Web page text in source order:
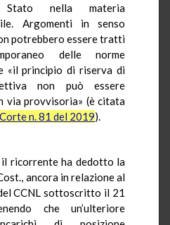
nella materia
Argomenti in senso
potrebbero essere tratti
delle norme
«il principio di riserva di
non può essere
via provvisoria» (è citata
n. 81 del 2019).
il ricorrente ha dedotto la
ancora in relazione al
CCNL sottoscritto il 21
che un’ulteriore